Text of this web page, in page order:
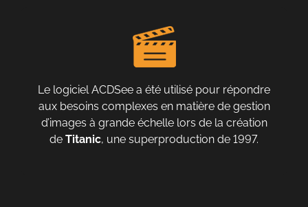
Le logiciel ACDSee a été utilisé pour répondre
aux besoins complexes en matière de gestion
d’images à grande échelle lors de la création
de Titanic, une superproduction de 1997.